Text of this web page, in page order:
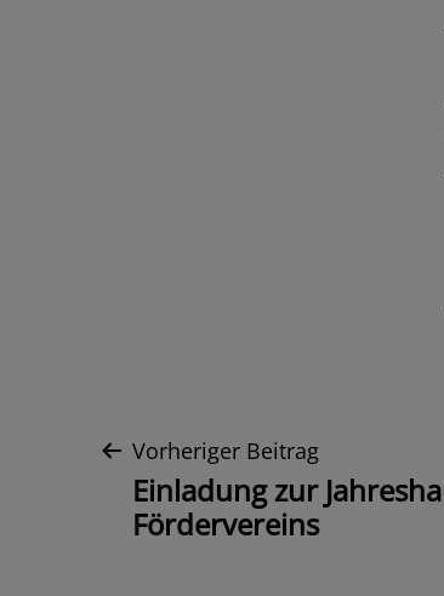
Beitrags-
Navigation
Vorheriger Beitrag
Einladung zur
Fördervereins